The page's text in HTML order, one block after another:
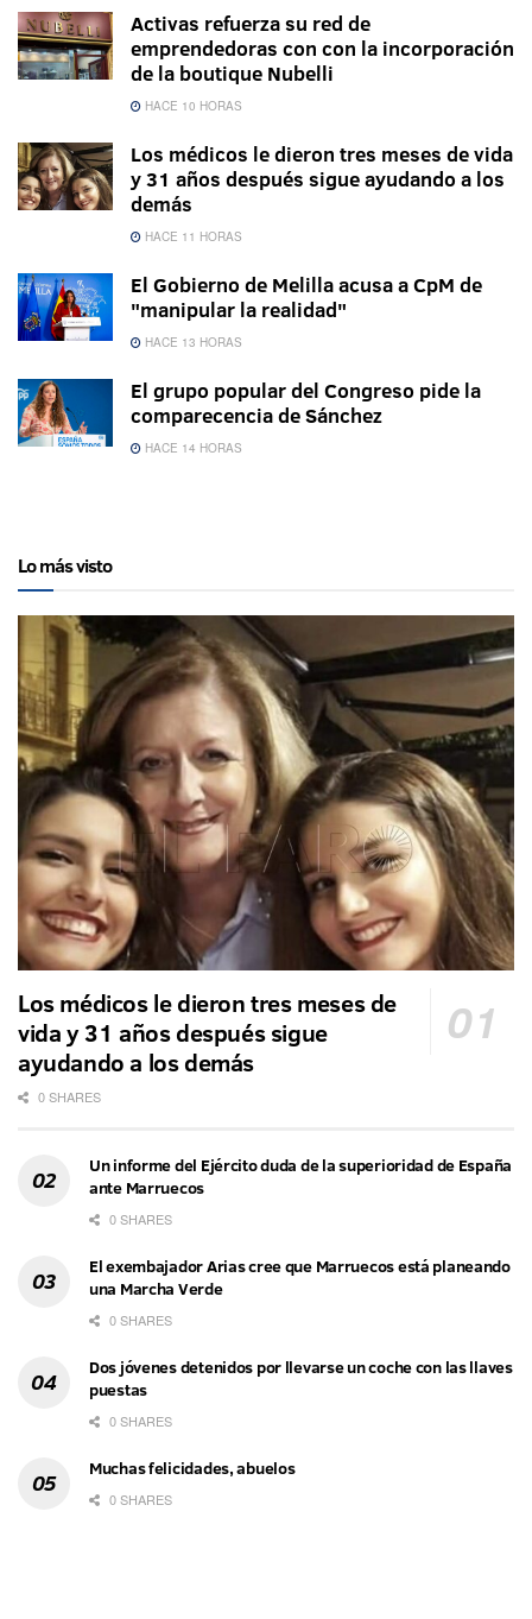
Activas refuerza su red de
emprendedoras con con la incorporación
de la boutique Nubelli
HACE 10 HORAS
Los médicos le dieron tres meses de vida
y 31 años después sigue ayudando a los
demás
HACE 11 HORAS
El Gobierno de Melilla acusa a CpM de
"manipular la realidad"
HACE 13 HORAS
El grupo popular del Congreso pide la
comparecencia de Sánchez
HACE 14 HORAS
Lo más visto
Los médicos le dieron tres meses de
vida y 31 años después sigue
ayudando a los demás
0 SHARES
Un informe del Ejército duda de la superioridad de España
ante Marruecos
0 SHARES
El exembajador Arias cree que Marruecos está planeando
una Marcha Verde
0 SHARES
Dos jóvenes detenidos por llevarse un coche con las llaves
puestas
0 SHARES
Muchas felicidades, abuelos
0 SHARES